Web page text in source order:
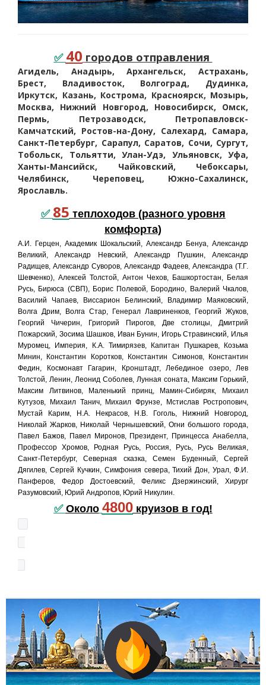
✅ 40 городов отправления
Агидель, Анадырь, Архангельск, Астрахань,
Брест, Владивосток, Волгоград, Дудинка,
Иркутск, Казань, Кострома, Красноярск, Мозырь,
Москва, Нижний Новгород, Новосибирск, Омск,
Пермь, Петрозаводск, Петропавловск-
Камчатский, Ростов-на-Дону, Салехард, Самара,
Санкт-Петербург, Сарапул, Саратов, Сочи, Сургут,
Тобольск, Тольятти, Улан-Удэ, Ульяновск, Уфа,
Ханты-Мансийск, Чайковский, Чебоксары,
Челябинск, Череповец, Южно-Сахалинск,
Ярославль.
✅ 85 теплоходов (разного уровня
комфорта)
А.И. Герцен, Академик Шокальский, Александр Бенуа, Александр
Великий, Александр Невский, Александр Пушкин, Александр
Радищев, Александр Суворов, Александр Фадеев, Александра (Т.Г.
Шевченко), Алексей Толстой, Антон Чехов, Башкортостан, Белая
Русь, Бирюса (СВП), Борис Полевой, Бородино, Валерий Чкалов,
Василий Чапаев, Виссарион Белинский, Владимир Маяковский,
Волга Дрим, Волга Стар, Генерал Лавриненков, Георгий Жуков,
Георгий Чичерин, Григорий Пирогов, Две столицы, Дмитрий
Пожарский, Зосима Шашков, Иван Бунин, Игорь Стравинский, Илья
Муромец, Империя, К.А. Тимирязев, Капитан Пушкарев, Козьма
Минин, Константин Коротков, Константин Симонов, Константин
Федин, Космонавт Гагарин, Кронштадт, Лебединое озеро, Лев
Толстой, Ленин, Леонид Соболев, Лунная соната, Максим Горький,
Максим Литвинов, Маленький принц, Мамин-Сибиряк, Михаил
Кутузов, Михаил Танич, Михаил Фрунзе, Мстислав Ростропович,
Мустай Карим, Н.А. Некрасов, Н.В. Гоголь, Нижний Новгород,
Николай Жарков, Николай Чернышевский, Огни большого города,
Павел Бажов, Павел Миронов, Президент, Принцесса Анабелла,
Профессор Хромов, Родная Русь, Россия, Русь, Русь Великая,
Санкт-Петербург, Северная сказка, Семен Буденный, Сергей
Дягилев, Сергей Кучкин, Симфония севера, Тихий Дон, Урал, Ф.И.
Панферов, Федор Достоевский, Феликс Дзержинский, Хирург
Разумовский, Юрий Андропов, Юрий Никулин.
✅ Около 4800круизов в год!